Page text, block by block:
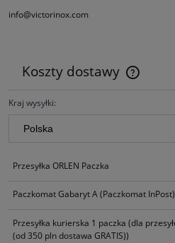
info@victorinox.com
Koszty dostawy
Cena nie zawiera ewentualnych
Kraj wysyłki:
Przesyłka ORLEN Paczka
Paczkomat Gabaryt A(Paczkomat InPost)
Przesyłka kurierska 1 paczka (dla
(od 350 pln dostawa GRATIS))